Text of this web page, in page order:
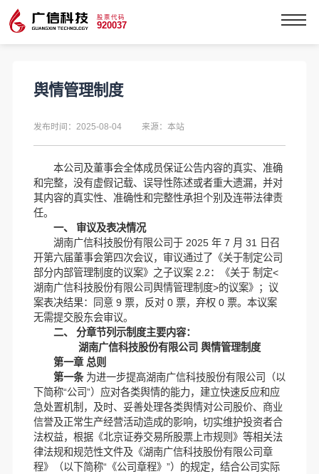
股票代码
920037
舆情管理制度
发布时间：2025-08-04 来源：本站
本公司及董事会全体成员保证公告内容的真实、准确
和完整，没有虚假记载、误导性陈述或者重大遗漏，并对
其内容的真实性、准确性和完整性承担个别及连带法律责
任。
一、 审议及表决情况
湖南广信科技股份有限公司于 2025 年 7 月 31 日召
开第六届董事会第四次会议，审议通过了《关于制定公司
部分内部管理制度的议案》之子议案 2.2：《关于 制定<
湖南广信科技股份有限公司舆情管理制度>的议案》；议
案表决结果：同意 9 票，反对 0 票，弃权 0 票。 本议案
无需提交股东会审议。
二、 分章节列示制度主要内容：
湖南广信科技股份有限公司 舆情管理制度
第一章 总则
第一条为进一步提高湖南广信科技股份有限公司（以
下简称“公司”）应对各类舆情的能力，建立快速反应和应
急处置机制，及时、妥善处理各类舆情对公司股价、商业
信誉及正常生产经营活动造成的影响，切实维护投资者合
法权益，根据《北京证券交易所股票上市规则》等相关法
律法规和规范性文件及《湖南广信科技股份有限公司章
程》（以下简称“《公司章程》”）的规定，结合公司实际